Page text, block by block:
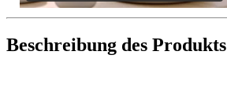
Beschreibung des Produkts